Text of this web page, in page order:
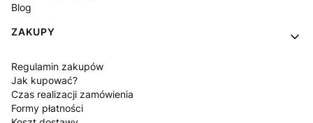
Blog
ZAKUPY
Regulamin zakupów
Jak kupować?
Czas realizacji zamówienia
Formy płatności